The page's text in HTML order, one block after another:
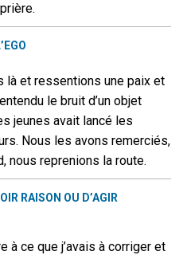
là et ressentions une paix et
le bruit d’un objet
jeunes avait lancé les
Nous les avons remerciés,
nous reprenions la route.
RAISON OU D’AGIR
à ce que j’avais à corriger et